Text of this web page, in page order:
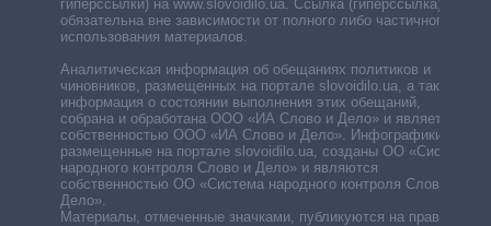
гиперссылки) на www.slovoidilo.ua. Ссылка (гиперссылка)
обязательна вне зависимости от полного либо частичного
использования материалов.
Аналитическая информация об обещаниях политиков и
чиновников, размещенных на портале slovoidilo.ua, а также
информация о состоянии выполнения этих обещаний,
собрана и обработана ООО «ИА Слово и Дело» и является
собственностью ООО «ИА Слово и Дело». Инфографики,
размещенные на портале slovoidilo.ua, созданы ОО «Система
народного контроля Слово и Дело» и являются
собственностью ОО «Система народного контроля Слово и
Дело».
Материалы, отмеченные значками, публикуются на правах